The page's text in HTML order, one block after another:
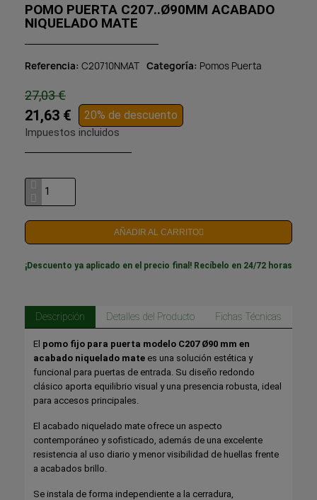
POMO PUERTA C207..Ø90MM ACABADO
NIQUELADO MATE
Referencia C20710NMAT Categoría Pomos Puerta
27,03 €
21,63 € 20% de descuento
Impuestos incluidos
AÑADIR AL CARRITO
¡Descuento ya aplicado en el precio final! Recíbelo en 24/72 horas
Descripción Detalles del Producto Fichas Técnicas
El pomo fijo para puerta modelo C207 Ø90 mm en
acabado niquelado mate es una solución estética y
funcional para puertas de entrada. Su diseño redondo
clásico aporta equilibrio visual y una presencia robusta, ideal
para accesos principales.
El acabado niquelado mate ofrece un aspecto
contemporáneo y sofisticado, además de una excelente
resistencia al uso diario y menor visibilidad de huellas frente
a acabados brillo.
Se instala de forma independiente a la cerradura,